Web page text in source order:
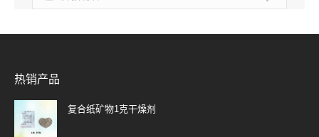
索：
热销产品
复合纸矿物1克干燥剂